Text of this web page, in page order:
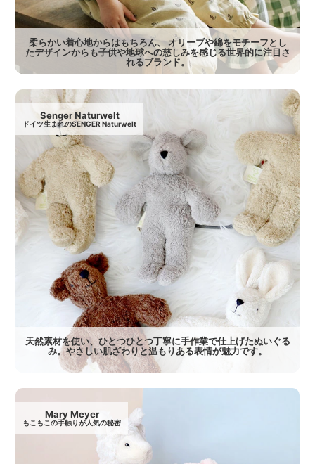
柔らかい着心地からはもちろん、 オリーブや綿をモチーフとし
たデザインからも子供や地球への慈しみを感じる世界的に注目さ
れるブランド。
Senger Naturwelt
ドイツ生まれのSENGER Naturwelt
天然素材を使い、ひとつひとつ丁寧に手作業で仕上げたぬいぐる
み。やさしい肌ざわりと温もりある表情が魅力です。
Mary Meyer
もこもこの手触りが人気の秘密